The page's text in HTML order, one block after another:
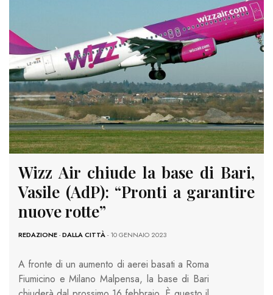
Wizz Air chiude la base di Bari,
Vasile (AdP): “Pronti a garantire
nuove rotte”
REDAZIONE-DALLA CITTÀ- 10 GENNAIO 2023
A fronte di un aumento di aerei basati a Roma
Fiumicino e Milano Malpensa, la base di Bari